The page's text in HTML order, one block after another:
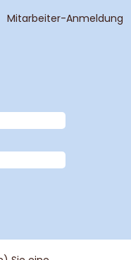
Mitarbeiter-Anmeldung